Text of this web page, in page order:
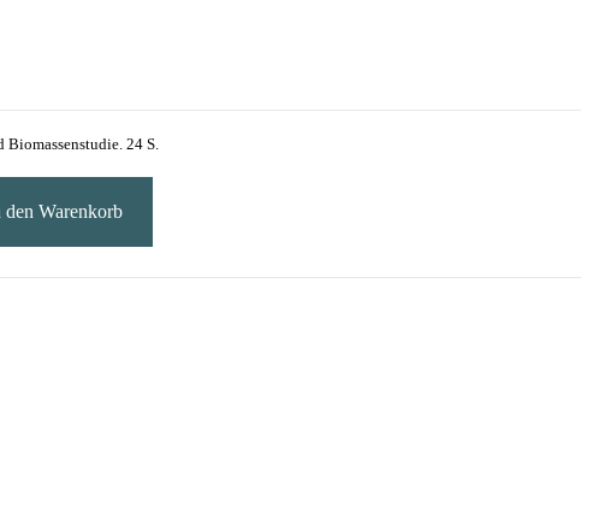
24 S.
den Warenkorb